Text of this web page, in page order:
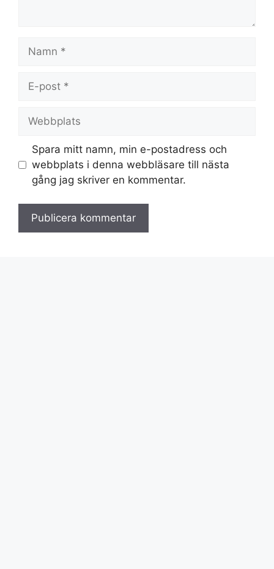
Namn
Webbplats
Spara mitt namn, min e-postadress och
webbplats i denna webbläsare till nästa
gång jag skriver en kommentar.